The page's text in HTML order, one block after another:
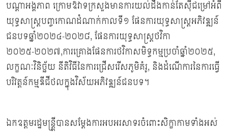
បណ្ដាអង្គភាព ក្រោមឱវាទក្រសួងមានការយល់ដឹងកាន់តែស៊ីជម្រៅអំពី
យុទ្ធសាស្ត្របញ្ចកោណដំណាក់កាលទី១ ផែនការយុទ្ធសាស្ត្រអភិវឌ្ឍន៍
ជនបទឆ្នាំ២០២៤-២០២៨, ផែនការយុទ្ធសាស្ត្រថវិកា
២០២៥-២០២៧,ការគ្រោងផែនការថវិកាសមិទ្ធកម្មប្រចាំឆ្នាំ២០២៥,
លក្ខណៈវិនិច្ឆ័យ នីតិវិធីនៃការជ្រើសរើសភូមិគំរូ, និងដំណើការនៃការធ្វើ
បរិវត្តន៍កម្មឌីជីថលក្នុងវិស័យអភិវឌ្ឍន៍ជនបទ។
ឯកឧត្តមរដ្ឋមន្ត្ត្រីបានសម្ដែងការអបអរសាទរចំពោះសិក្ខាកាមទាំងអស់